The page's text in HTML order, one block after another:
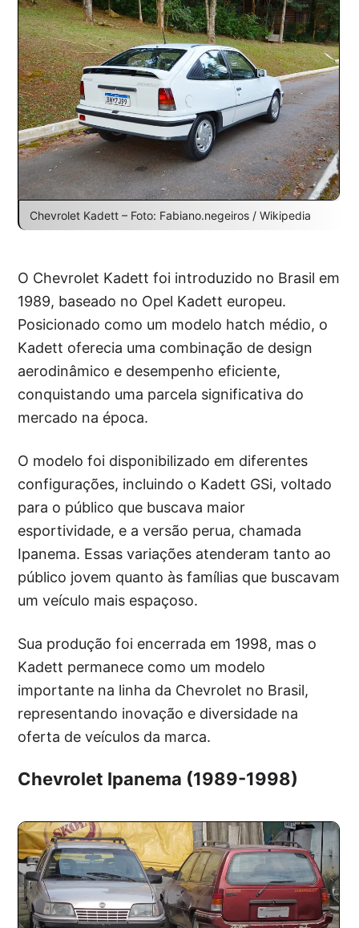
Chevrolet Kadett – Foto: Fabiano.negeiros / Wikipedia
O Chevrolet Kadett foi introduzido no Brasil em
1989, baseado no Opel Kadett europeu.
Posicionado como um modelo hatch médio, o
Kadett oferecia uma combinação de design
aerodinâmico e desempenho eficiente,
conquistando uma parcela significativa do
mercado na época.
O modelo foi disponibilizado em diferentes
configurações, incluindo o Kadett GSi, voltado
para o público que buscava maior
esportividade, e a versão perua, chamada
Ipanema. Essas variações atenderam tanto ao
público jovem quanto às famílias que buscavam
um veículo mais espaçoso.
Sua produção foi encerrada em 1998, mas o
Kadett permanece como um modelo
importante na linha da Chevrolet no Brasil,
representando inovação e diversidade na
oferta de veículos da marca.
Chevrolet Ipanema (1989-1998)